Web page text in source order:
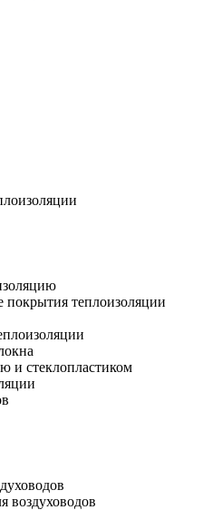
теплоизоляции
и стеклопластиком
воздуховодов